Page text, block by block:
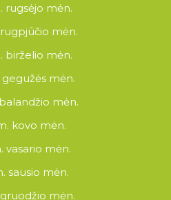
rugsėjo mėn.
mėn.
birželio mėn.
mėn.
mėn.
kovo mėn.
vasario mėn.
sausio mėn.
mėn.